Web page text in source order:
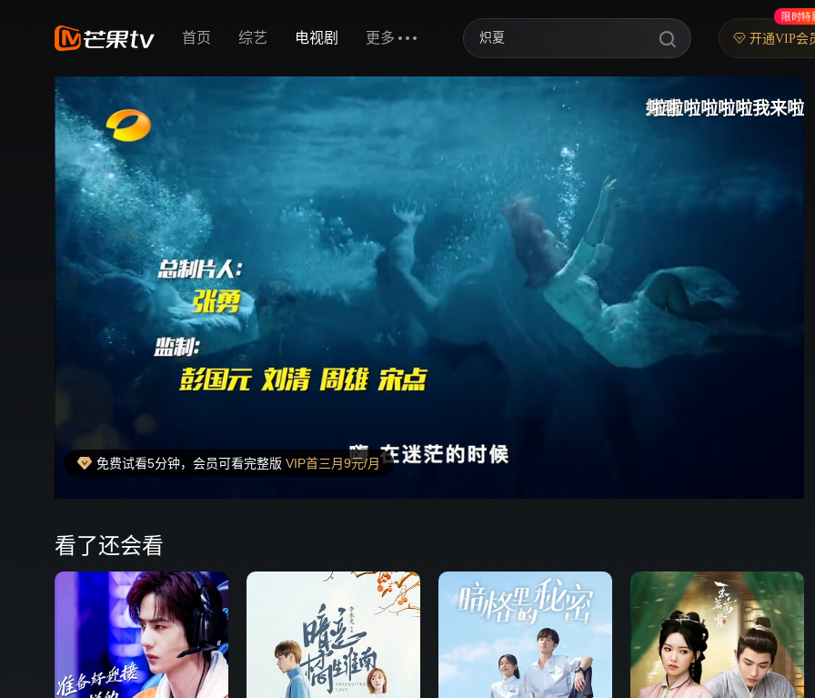
首页 综艺 电视剧 更多 歌手2026
乘风2026
中餐厅·南洋拾光季
忙忙碌碌寻宝藏2
妻子的浪漫旅行2026
我们的宿舍·归心季
开通VIP会
限时特
啦啦啦啦啦啦我来啦！！！
免费试看5分钟，会员可看完整版 VIP首三月9元/月
看了还会看